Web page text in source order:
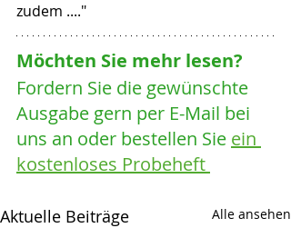
zudem ...."
Möchten Sie mehr lesen?
Fordern Sie die gewünschte
Ausgabe gern per E-Mail bei
uns an oder bestellen Sie ein
kostenloses Probeheft
Aktuelle Beiträge Alle ansehen